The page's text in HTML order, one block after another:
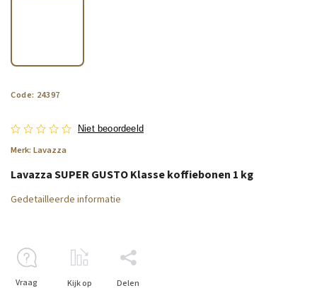
Code: 24397
Niet beoordeeld
Merk: Lavazza
Lavazza SUPER GUSTO Klasse koffiebonen 1 kg
Gedetailleerde informatie
Vraag Kijk op Delen